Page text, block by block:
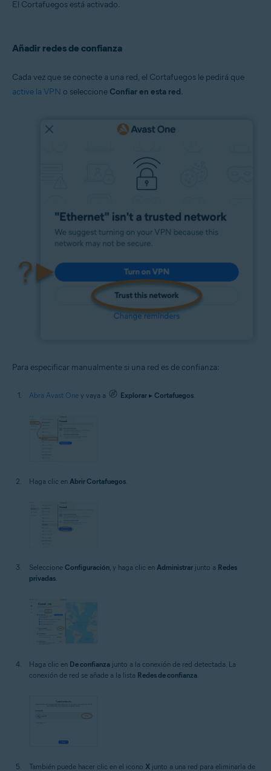
El Cortafuegos está activado.
Añadir redes de confianza
Cada vez que se conecte a una red, el Cortafuegos le pedirá que
active la VPN o seleccione Confiar en esta red.
Para especificar manualmente si una red es de confianza:
Abra Avast One y vaya a Explorar ▸ Cortafuegos.
Haga clic en Abrir Cortafuegos.
Seleccione Configuración, y haga clic en Administrar junto a Redes
privadas.
Haga clic en De confianza junto a la conexión de red detectada. La
conexión de red se añade a la lista Redes de confianza.
También puede hacer clic en el icono X junto a una red para eliminarla de